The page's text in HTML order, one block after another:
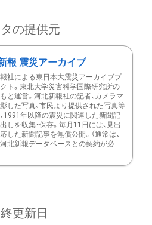
の提供元
報 震災アーカイブ
社による東日本大震災アーカイブプ
ト。東北大学災害科学国際研究所の
と運営。河北新報社の記者、カメラマ
した写真、市民より提供された写真等
1991年以降の震災に関連した新聞記
しを収集・保存。毎月11日には、見出
した新聞記事を無償公開。（通常は、
北新報データベースとの契約が必
更新日